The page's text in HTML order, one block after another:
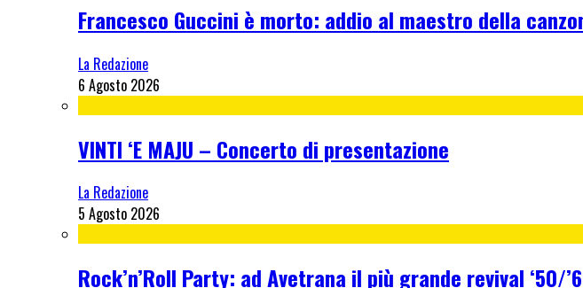
Francesco Guccini è morto: addio al maestro della
La Redazione
6 Agosto 2026
VINTI ‘E MAJU – Concerto di presentazione
La Redazione
5 Agosto 2026
Rock’n’Roll Party: ad Avetrana il più grande revival ‘50/